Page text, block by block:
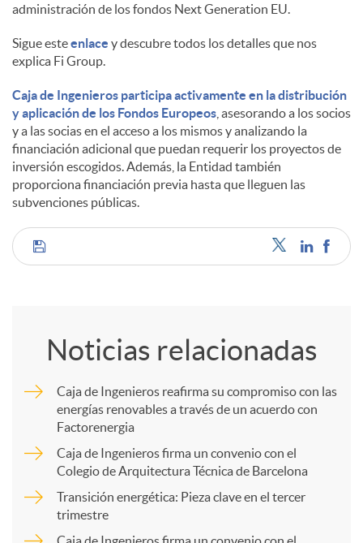
administración de los fondos Next Generation EU.
Sigue esteenlace y descubre todos los detalles que nos
explica Fi Group.
Caja de Ingenieros participa activamente en la distribución
y aplicación de los Fondos Europeos , asesorando a los socios
y a las socias en el acceso a los mismos y analizando la
financiación adicional que puedan requerir los proyectos de
inversión escogidos. Además, la Entidad también
proporciona financiación previa hasta que lleguen las
subvenciones públicas.
C
r
Noticias relacionadas
Caja de Ingenieros reafirma su compromiso con las
energías renovables a través de un acuerdo con
Factorenergia
Caja de Ingenieros firma un convenio con el
Colegio de Arquitectura Técnica de Barcelona
Transición energética: Pieza clave en el tercer
trimestre